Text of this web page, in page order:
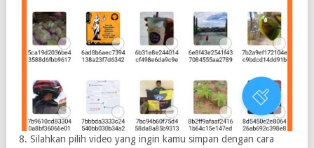
8. Silahkan pilih video yang ingin kamu simpan dengan cara